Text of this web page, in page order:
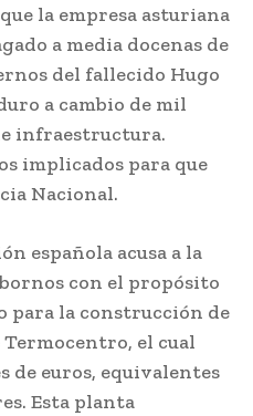
la empresa asturiana
a media docenas de
del fallecido Hugo
a cambio de mil
infraestructura.
implicados para que
Nacional.
española acusa a la
con el propósito
para la construcción de
el cual
de euros, equivalentes
Esta planta